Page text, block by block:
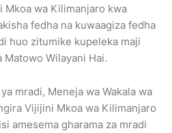
Mkoa wa Kilimanjaro kwa
fedha na kuwaagiza fedha
huo zitumike kupeleka maji
Wilayani Hai.
mradi, Meneja wa Wakala wa
Vijijini Mkoa wa Kilimanjaro
amesema gharama za mradi